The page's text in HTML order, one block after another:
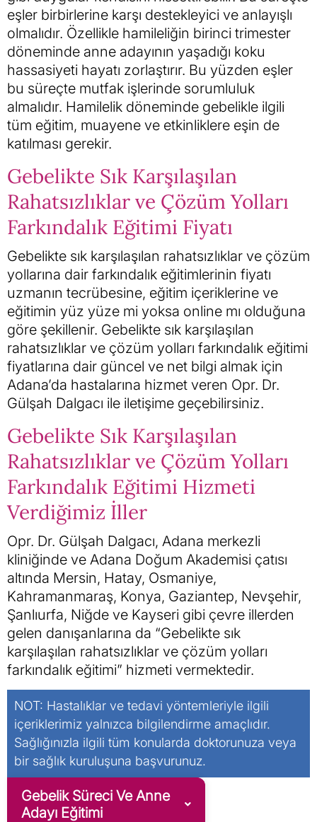
eşler birbirlerine karşı destekleyici ve anlayışlı
olmalıdır. Özellikle hamileliğin birinci trimester
döneminde anne adayının yaşadığı koku
hassasiyeti hayatı zorlaştırır. Bu yüzden eşler
bu süreçte mutfak işlerinde sorumluluk
almalıdır. Hamilelik döneminde gebelikle ilgili
tüm eğitim, muayene ve etkinliklere eşin de
katılması gerekir.
Gebelikte Sık Karşılaşılan
Rahatsızlıklar ve Çözüm Yolları
Farkındalık Eğitimi Fiyatı
Gebelikte sık karşılaşılan rahatsızlıklar ve çözüm
yollarına dair farkındalık eğitimlerinin fiyatı
uzmanın tecrübesine, eğitim içeriklerine ve
eğitimin yüz yüze mi yoksa online mı olduğuna
göre şekillenir. Gebelikte sık karşılaşılan
rahatsızlıklar ve çözüm yolları farkındalık eğitimi
fiyatlarına dair güncel ve net bilgi almak için
Adana’da hastalarına hizmet veren Opr. Dr.
Gülşah Dalgacı ile iletişime geçebilirsiniz.
Gebelikte Sık Karşılaşılan
Rahatsızlıklar ve Çözüm Yolları
Farkındalık Eğitimi Hizmeti
Verdiğimiz İller
Opr. Dr. Gülşah Dalgacı, Adana merkezli
kliniğinde ve Adana Doğum Akademisi çatısı
altında Mersin, Hatay, Osmaniye,
Kahramanmaraş, Konya, Gaziantep, Nevşehir,
Şanlıurfa, Niğde ve Kayseri gibi çevre illerden
gelen danışanlarına da “Gebelikte sık
karşılaşılan rahatsızlıklar ve çözüm yolları
farkındalık eğitimi” hizmeti vermektedir.
NOT: Hastalıklar ve tedavi yöntemleriyle ilgili
içeriklerimiz yalnızca bilgilendirme amaçlıdır.
Sağlığınızla ilgili tüm konularda doktorunuza veya
bir sağlık kuruluşuna başvurunuz.
Gebelik Süreci Ve Anne
Adayı Eğitimi